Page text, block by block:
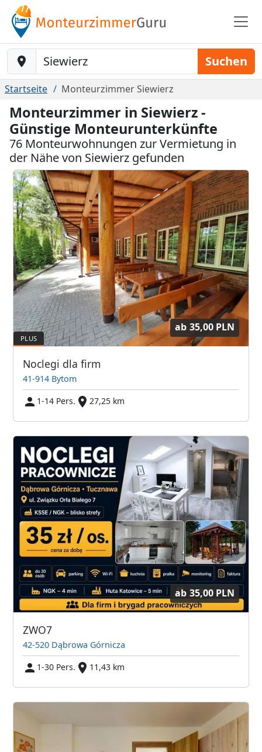
Baustelle-Location Suchen
Startseite Monteurzimmer Siewierz
Monteurzimmer in Siewierz -
Günstige Monteurunterkünfte
76 Monteurwohnungen zur Vermietung in
der Nähe von Siewierz gefunden
ab 35,00 PLN
Noclegi dla firm
41-914 Bytom
1-14 Pers.
27,25 km
ab 35,00 PLN
ZWO7
42-520 Dąbrowa Górnicza
1-30 Pers.
11,43 km